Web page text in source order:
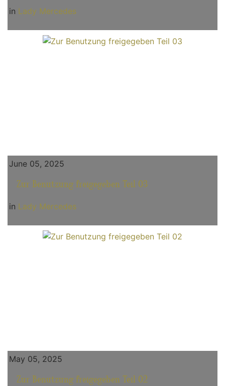
in Lady Mercedes
June 05, 2025
Zur Benutzung freigegeben Teil 03
in Lady Mercedes
May 05, 2025
Zur Benutzung freigegeben Teil 02